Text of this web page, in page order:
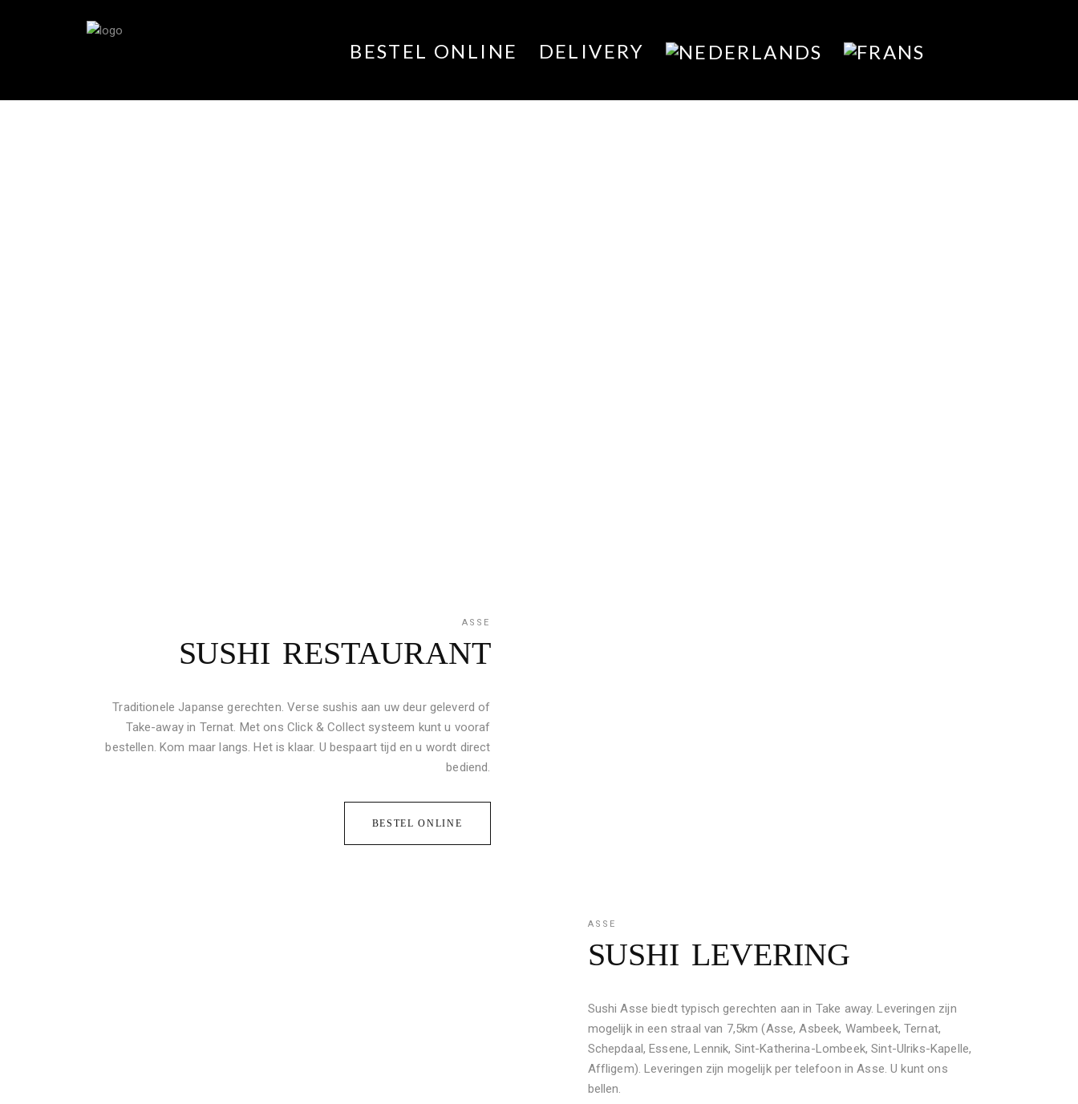
BESTEL ONLINE DELIVERY
ASSE
SUSHI RESTAURANT
Traditionele Japanse gerechten. Verse sushis aan uw deur geleverd of
Take-away in Ternat. Met ons Click & Collect systeem kunt u vooraf
bestellen. Kom maar langs. Het is klaar. U bespaart tijd en u wordt direct
bediend.
BESTEL ONLINE
ASSE
SUSHI LEVERING
Sushi Asse biedt typisch gerechten aan in Take away. Leveringen zijn
mogelijk in een straal van 7,5km (Asse, Asbeek, Wambeek, Ternat,
Schepdaal, Essene, Lennik, Sint-Katherina-Lombeek, Sint-Ulriks-Kapelle,
Affligem). Leveringen zijn mogelijk per telefoon in Asse. U kunt ons
bellen.